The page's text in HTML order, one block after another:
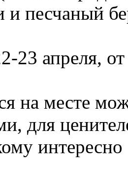
и песчаный
23 апреля,
на месте
для